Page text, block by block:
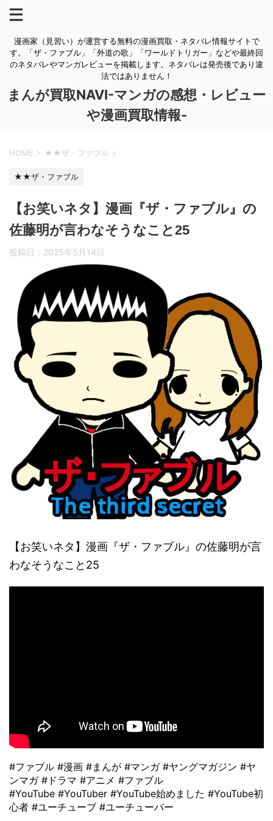
漫画家（見習い）が運営する無料の漫画買取・ネタバレ情報サイトで
す。「ザ・ファブル」「外道の歌」「ワールドトリガー」などや最終回
のネタバレやマンガレビューを掲載します。ネタバレは発売後であり違
法ではありません！
まんが買取NAVI-マンガの感想・レビュー
や漫画買取情報-
HOME > ★★ザ・ファブル >
★★ザ・ファブル
【お笑いネタ】漫画『ザ・ファブル』の
佐藤明が言わなそうなこと25
投稿日： 2025年5月14日
【お笑いネタ】漫画『ザ・ファブル』の佐藤明が言
わなそうなこと25
#ファブル #漫画 #まんが #マンガ #ヤングマガジン #ヤ
ンマガ #ドラマ #アニメ #ファブル
#YouTube #YouTuber #YouTube始めました #YouTube初
心者 #ユーチューブ #ユーチューバー